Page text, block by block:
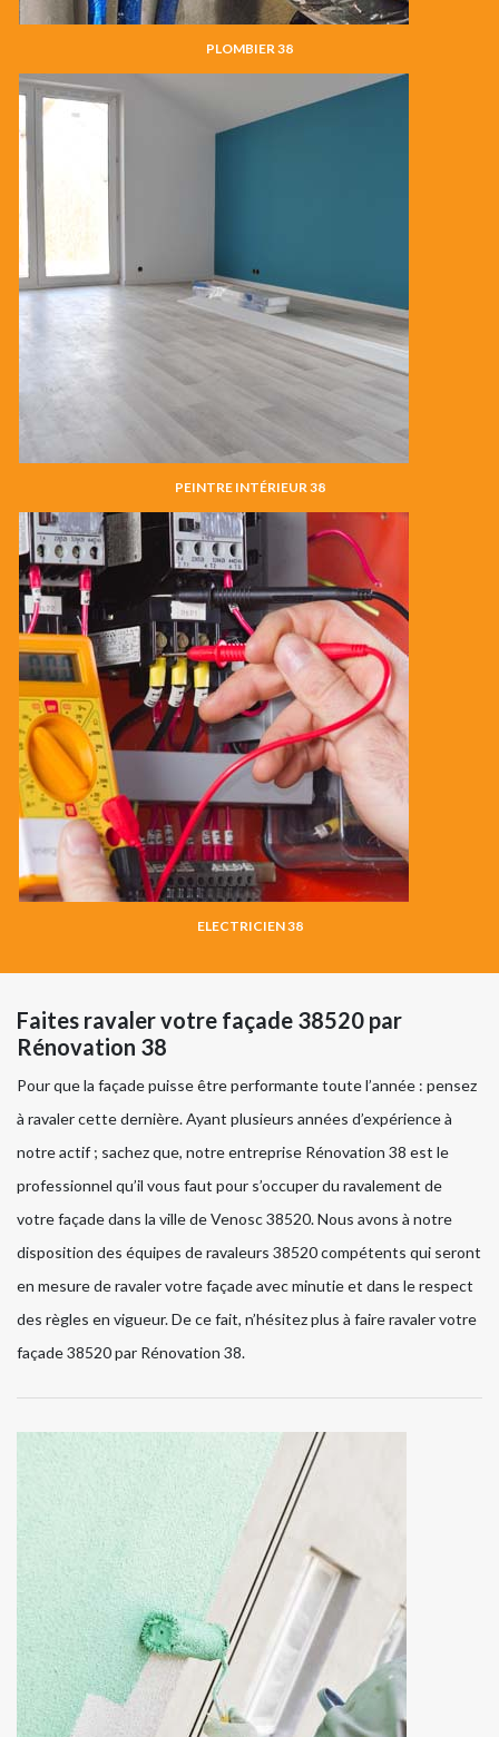
PLOMBIER 38
PEINTRE INTÉRIEUR 38
ELECTRICIEN 38
Faites ravaler votre façade 38520 par
Rénovation 38
Pour que la façade puisse être performante toute l’année : pensez
à ravaler cette dernière. Ayant plusieurs années d’expérience à
notre actif ; sachez que, notre entreprise Rénovation 38 est le
professionnel qu’il vous faut pour s’occuper du ravalement de
votre façade dans la ville de Venosc 38520. Nous avons à notre
disposition des équipes de ravaleurs 38520 compétents qui seront
en mesure de ravaler votre façade avec minutie et dans le respect
des règles en vigueur. De ce fait, n’hésitez plus à faire ravaler votre
façade 38520 par Rénovation 38.